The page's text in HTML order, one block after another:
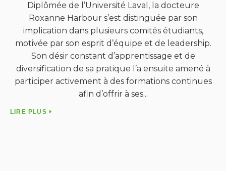
Diplômé de l'Université Laval en 1999, je pratique la
dentisterie avec passion et professionnalisme. Mon
approche chaleureuse et dynamique rend les
patients à l'aise dès la première rencontre.
Mon expertise ainsi que la technologie de la
clinique me permettent de vous offrir des soins de
qualité, tant pour les soins fonctionnels,